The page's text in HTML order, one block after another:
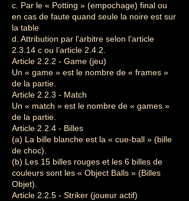
c. Par le « Potting » (empochage) final ou
en cas de faute quand seule la noire est sur
la table
d. Attribution par l’arbitre selon l’article
2.3.14 c ou l’article 2.4.2.
Article 2.2.2 - Game (jeu)
Un « game » est le nombre de « frames »
de la partie.
Article 2.2.3 - Match
Un « match » est le nombre de « games »
de la partie.
Article 2.2.4 - Billes
(a) La bille blanche est la « cue-ball » (bille
de choc).
(b) Les 15 billes rouges et les 6 billes de
couleurs sont les « Object Balls » (Billes
Objet).
Article 2.2.5 - Striker (joueur actif)